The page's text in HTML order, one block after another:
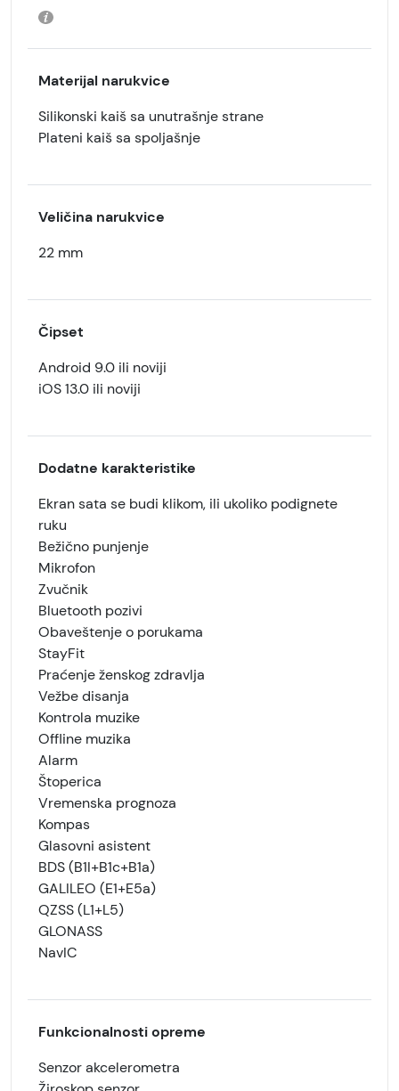
Materijal narukvice
Silikonski kaiš sa unutrašnje strane
Plateni kaiš sa spoljašnje
Veličina narukvice
22 mm
Čipset
Android 9.0 ili noviji
iOS 13.0 ili noviji
Dodatne karakteristike
Ekran sata se budi klikom, ili ukoliko podignete
ruku
Bežično punjenje
Mikrofon
Zvučnik
Bluetooth pozivi
Obaveštenje o porukama
StayFit
Praćenje ženskog zdravlja
Vežbe disanja
Kontrola muzike
Offline muzika
Alarm
Štoperica
Vremenska prognoza
Kompas
Glasovni asistent
BDS (B1I+B1c+B1a)
GALILEO (E1+E5a)
QZSS (L1+L5)
GLONASS
NavIC
Funkcionalnosti opreme
Senzor akcelerometra